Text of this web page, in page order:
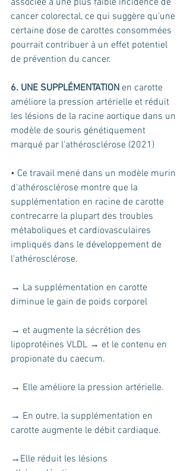
cancer colorectal, ce qui suggère qu'une
certaine dose de carottes consommées
pourrait contribuer à un effet potentiel
de prévention du cancer.
6. UNE SUPPLÉMENTATION en carotte
améliore la pression artérielle et réduit
les lésions de la racine aortique dans un
modèle de souris génétiquement
marqué par l'athérosclérose (2021)
• Ce travail mené dans un modèle murin
d'athérosclérose montre que la
supplémentation en racine de carotte
contrecarre la plupart des troubles
métaboliques et cardiovasculaires
impliqués dans le développement de
l'athérosclérose.
→ La supplémentation en carotte
diminue le gain de poids corporel
→ et augmente la sécrétion des
lipoprotéines VLDL → et le contenu en
propionate du caecum.
→ Elle améliore la pression artérielle.
→ En outre, la supplémentation en
carotte augmente le débit cardiaque.
→Elle réduit les lésions